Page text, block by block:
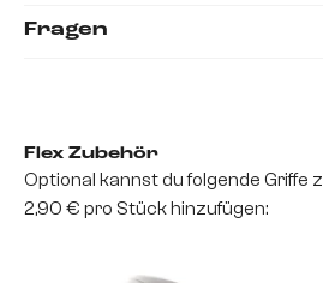
Fragen
Flex Zubehör
Optional kannst du folgende Griffe
2,90 € pro Stück hinzufügen: